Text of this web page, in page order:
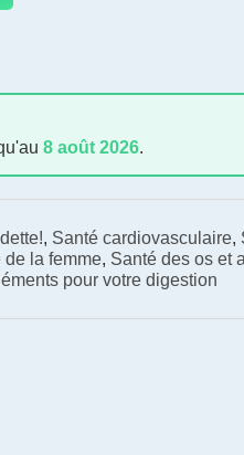
8 août 2026.
, Santé cardiovasculaire,
de la femme, Santé des os et
pour votre digestion